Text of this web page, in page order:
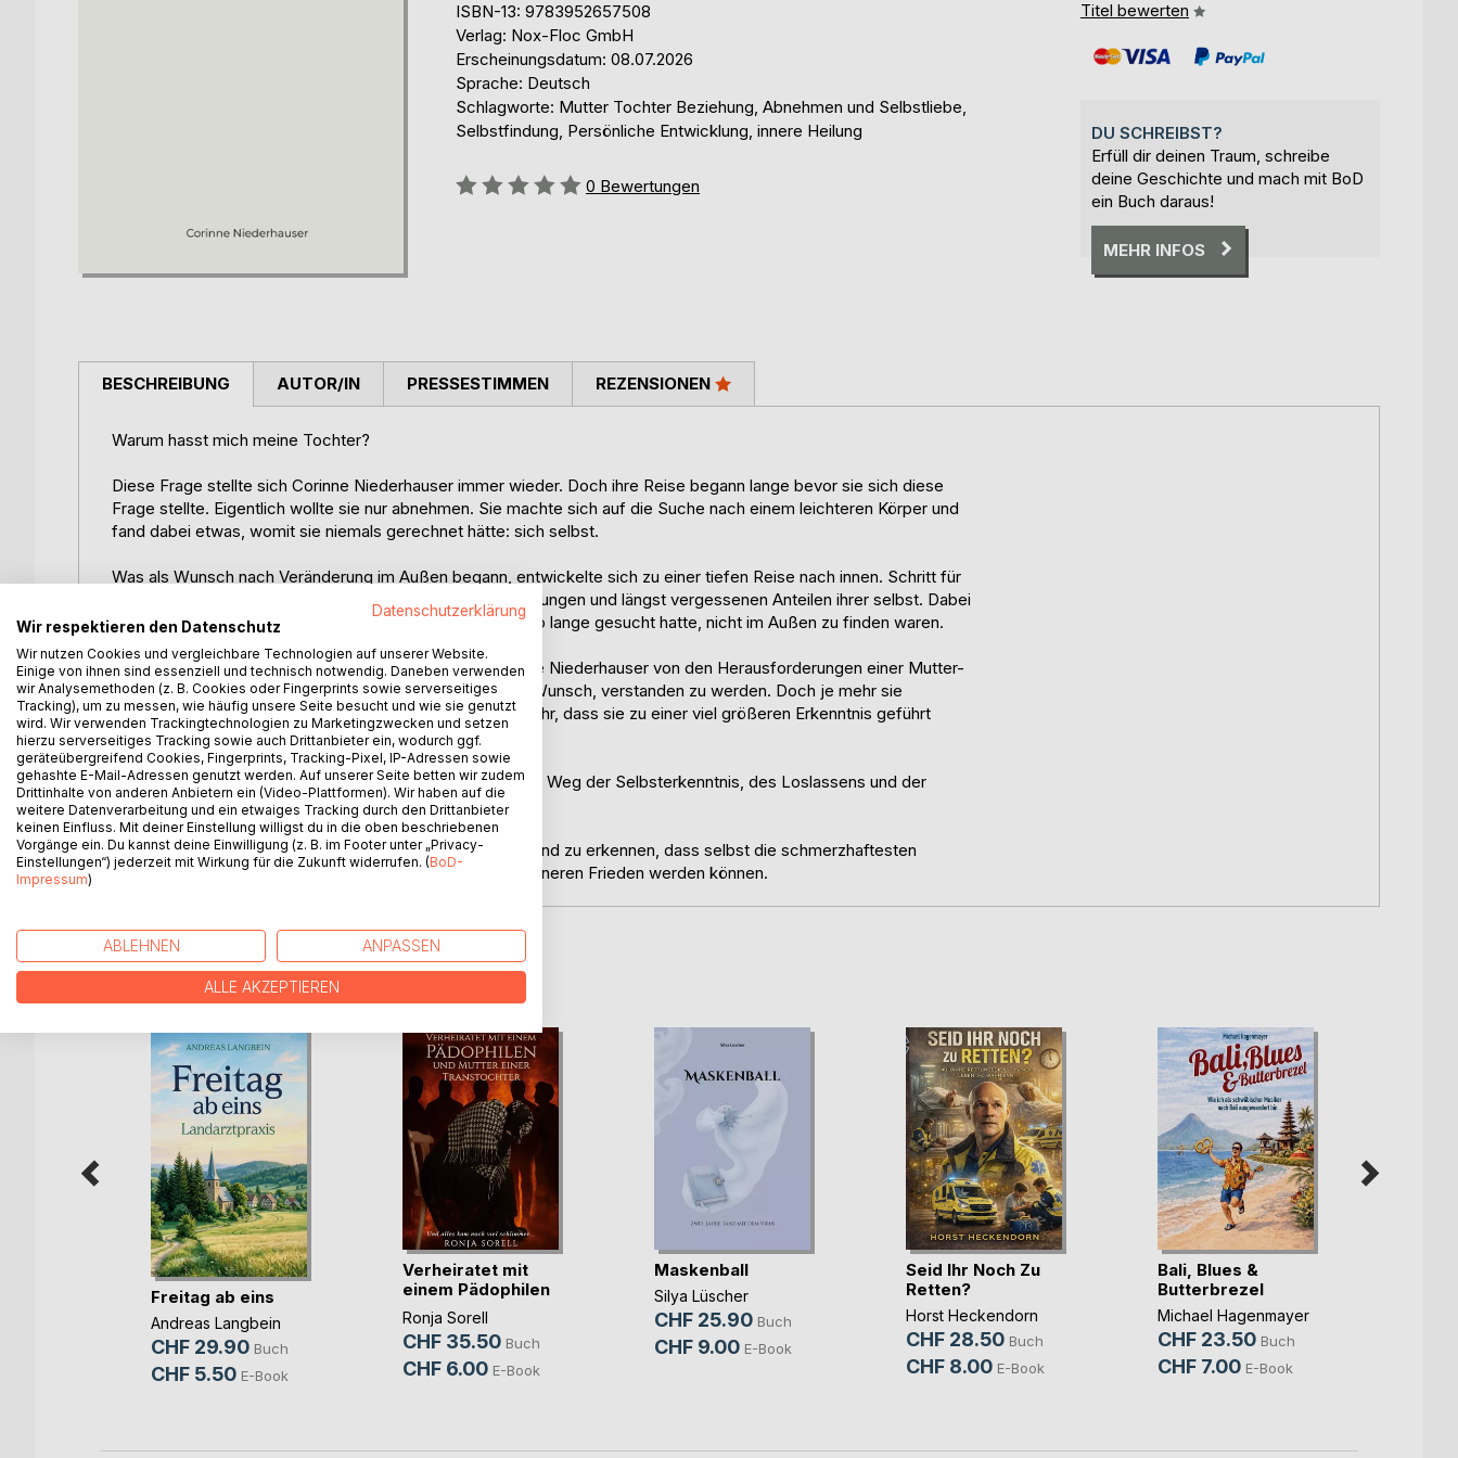
ISBN-13: 9783952657508
Verlag: Nox-Floc GmbH
Erscheinungsdatum: 08.07.2026
Sprache: Deutsch
Schlagworte: Mutter Tochter Beziehung, Abnehmen und Selbstliebe,
Selbstfindung, Persönliche Entwicklung, innere Heilung
Bewertung::
0 Bewertungen
Titel bewerten
DU SCHREIBST?
Erfüll dir deinen Traum, schreibe
deine Geschichte und mach mit BoD
ein Buch daraus!
MEHR INFOS
BESCHREIBUNG
Warum hasst mich meine Tochter?
Diese Frage stellte sich Corinne Niederhauser immer wieder. Doch ihre Reise begann lange bevor sie sich diese
Frage stellte. Eigentlich wollte sie nur abnehmen. Sie machte sich auf die Suche nach einem leichteren Körper und
fand dabei etwas, womit sie niemals gerechnet hätte: sich selbst.
Was als Wunsch nach Veränderung im Außen begann, entwickelte sich zu einer tiefen Reise nach innen. Schritt für
Schritt begegnete sie alten Mustern, verborgenen Verletzungen und längst vergessenen Anteilen ihrer selbst. Dabei
wurde ihr bewusst, dass die Antworten, nach denen sie so lange gesucht hatte, nicht im Außen zu finden waren.
In diesem berührenden und ehrlichen Buch erzählt Corinne Niederhauser von den Herausforderungen einer Mutter-
Tochter-Beziehung, von Schmerz, Hilflosigkeit und dem Wunsch, verstanden zu werden. Doch je mehr sie
versuchte, die Situation zu begreifen, desto klarer wurde ihr, dass sie zu einer viel größeren Erkenntnis geführt
wurde.
Was als Suche nach dem Warum begann, wurde zu einem Weg der Selbsterkenntnis, des Loslassens und der
inneren Heilung.
Dieses Buch macht Mut, den Blick nach innen zu richten und zu erkennen, dass selbst die schmerzhaftesten
Erfahrungen zu Wegweisern für Wachstum, Heilung und inneren Frieden werden können.
AUTOR/IN PRESSESTIMMEN REZENSIONEN
WEITERE TITEL BEIBoD
Freitag ab eins
Andreas Langbein
CHF 29.90 Buch
CHF 5.50 E-Book
Verheiratet mit
einem Pädophilen
u(...)
Ronja Sorell
CHF 35.50 Buch
CHF 6.00 E-Book
Maskenball
Silya Lüscher
CHF 25.90 Buch
CHF 9.00 E-Book
Seid Ihr Noch Zu
Retten?
Horst Heckendorn
CHF 28.50 Buch
CHF 8.00 E-Book
Bali, Blues &
Butterbrezel
Michael Hagenmayer
CHF 23.50 Buch
CHF 7.00 E-Book
Datenschutzerklärung
Wir respektieren den Datenschutz
Wir nutzen Cookies und vergleichbare Technologien auf unserer Website.
Einige von ihnen sind essenziell und technisch notwendig. Daneben verwenden
wir Analysemethoden (z. B. Cookies oder Fingerprints sowie serverseitiges
Tracking), um zu messen, wie häufig unsere Seite besucht und wie sie genutzt
wird. Wir verwenden Trackingtechnologien zu Marketingzwecken und setzen
hierzu serverseitiges Tracking sowie auch Drittanbieter ein, wodurch ggf.
geräteübergreifend Cookies, Fingerprints, Tracking-Pixel, IP-Adressen sowie
gehashte E-Mail-Adressen genutzt werden. Auf unserer Seite betten wir zudem
Drittinhalte von anderen Anbietern ein (Video-Plattformen). Wir haben auf die
weitere Datenverarbeitung und ein etwaiges Tracking durch den Drittanbieter
keinen Einfluss. Mit deiner Einstellung willigst du in die oben beschriebenen
Vorgänge ein. Du kannst deine Einwilligung (z. B. im Footer unter „Privacy-
Einstellungen“) jederzeit mit Wirkung für die Zukunft widerrufen. (BoD-
Impressum)
ABLEHNEN ANPASSEN
ALLE AKZEPTIEREN